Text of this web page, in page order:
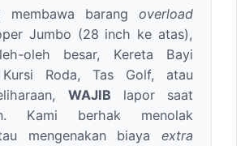
membawa barang overload
Jumbo (28 inch ke atas),
oleh besar, Kereta Bayi
Kursi Roda, Tas Golf, atau
WAJIB lapor saat
Kami berhak menolak
mengenakan biaya extra